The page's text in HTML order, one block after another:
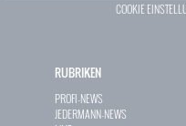
COOKIE
RUBRIKEN
PROFI-NEWS
JEDERMANN-NEWS